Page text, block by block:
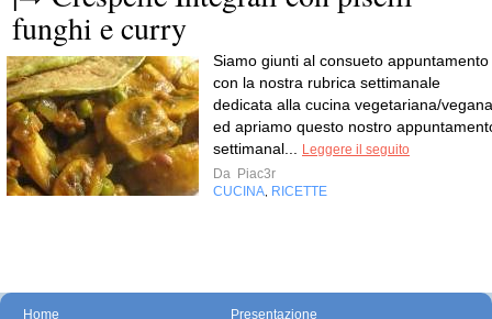
funghi e curry
Siamo giunti al consueto appuntamento
con la nostra rubrica settimanale
dedicata alla cucina vegetariana/vegana
ed apriamo questo nostro
settimanal...
Leggere il seguito
Da Piac3r
CUCINA RICETTE
Home Presentazione